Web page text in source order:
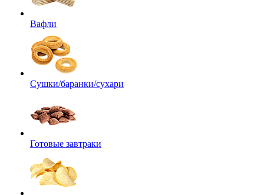
Вафли
Сушки/баранки/сухари
Готовые завтраки